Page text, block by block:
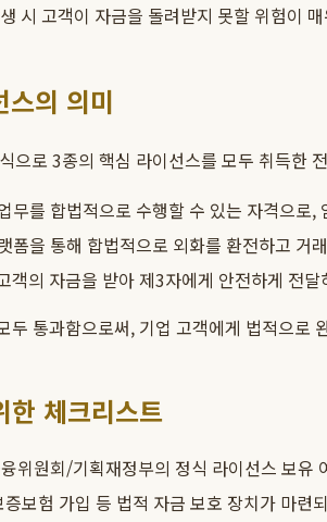
시 고객이 자금을 돌려받지 못할 위험이
의 의미
으로 3종의 핵심 라이선스를 모두 취득한
무를 합법적으로 수행할 수 있는 자격으로
폼을 통해 합법적으로 외화를 환전하고 거
객의 자금을 받아 제3자에게 안전하게 전
두 통과함으로써, 기업 고객에게 법적으로
한 체크리스트
위원회/기획재정부의 정식 라이선스 보
보험 가입 등 법적 자금 보호 장치가 마련